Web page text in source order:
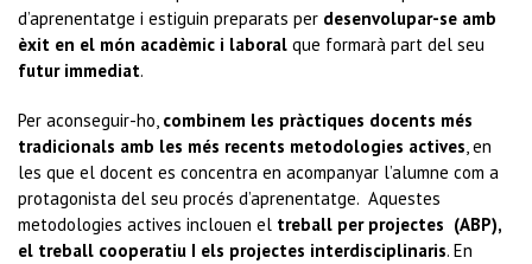
d’aprenentatge i estiguin preparats per desenvolupar-se amb
èxit en el món acadèmic i laboral que formarà part del seu
futur immediat.
Per aconseguir-ho, combinem les pràctiques docents més
tradicionals amb les més recents metodologies actives, en
les que el docent es concentra en acompanyar l’alumne com a
protagonista del seu procés d’aprenentatge. Aquestes
metodologies actives inclouen el treball per projectes (ABP),
el treball cooperatiu I els projectes interdisciplinaris. En